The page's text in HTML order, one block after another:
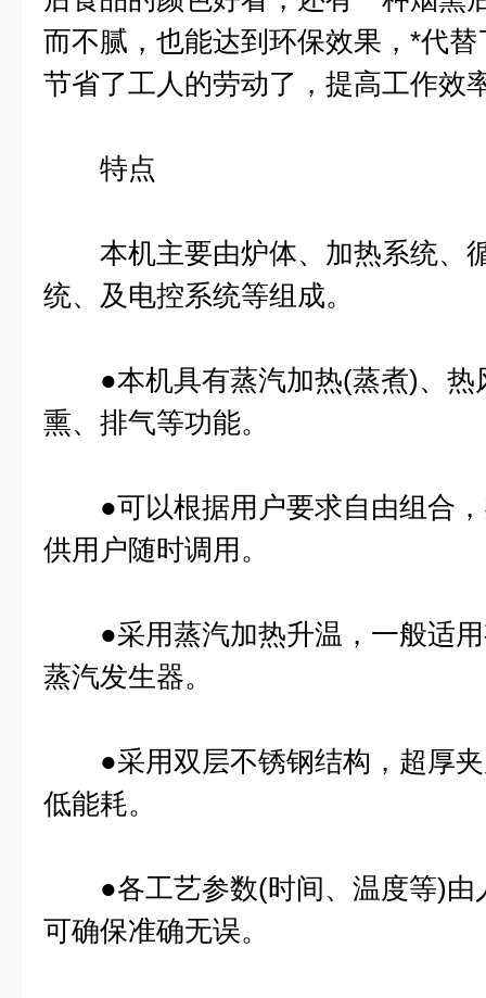
而不腻，也能达到环保效果，*代
节省了工人的劳动了，提高工作效
特点
本机主要由炉体、加热系统、
统、及电控系统等组成。
●本机具有蒸汽加热(蒸煮)、热
熏、排气等功能。
●可以根据用户要求自由组合，
供用户随时调用。
●采用蒸汽加热升温，一般适用
蒸汽发生器。
●采用双层不锈钢结构，超厚夹
低能耗。
●各工艺参数(时间、温度等)由
可确保准确无误。